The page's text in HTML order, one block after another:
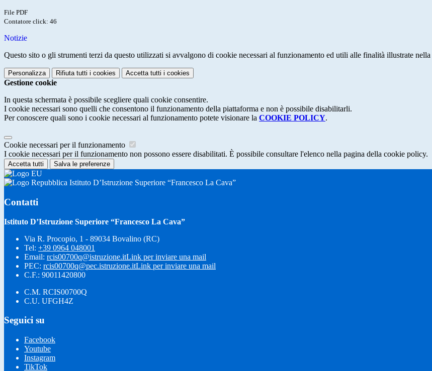
File PDF
Contatore click: 46
Notizie
Questo sito o gli strumenti terzi da questo utilizzati si avvalgono di cookie necessari al funzionamento ed utili alle finalità illustrate nella
Personalizza Rifiuta tutti i cookies Accetta tutti i cookies
Gestione cookie
In questa schermata è possibile scegliere quali cookie consentire.
I cookie necessari sono quelli che consentono il funzionamento della piattaforma e non è possibile disabilitarli.
Per conoscere quali sono i cookie necessari al funzionamento potete visionare la COOKIE POLICY.
Cookie necessari per il funzionamento
I cookie necessari per il funzionamento non possono essere disabilitati. È possibile consultare l'elenco nella pagina della cookie policy.
Accetta tutti Salva le preferenze
Istituto D’Istruzione Superiore “Francesco La Cava”
Contatti
Istituto D’Istruzione Superiore “Francesco La Cava”
Via R. Procopio, 1 - 89034 Bovalino (RC)
Tel: +39 0964 048001
Email: rcis00700q@istruzione.itLink per inviare una mail
PEC: rcis00700q@pec.istruzione.itLink per inviare una mail
C.F.: 90011420800
C.M. RCIS00700Q
C.U. UFGH4Z
Seguici su
Facebook
Youtube
Instagram
TikTok